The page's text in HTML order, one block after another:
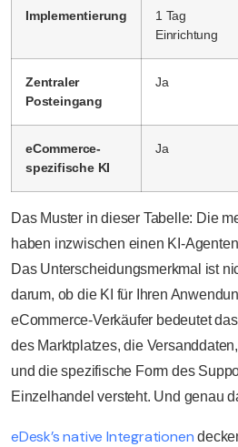
Implementierung
1 Tag
Einrichtung
Zentraler
Posteingang
Ja
eCommerce-
spezifische KI
Ja
Das Muster in dieser Tabelle: Die
haben inzwischen einen KI-
Das Unterscheidungsmerkmal ist
darum, ob die KI für Ihren
eCommerce-Verkäufer bedeutet
des Marktplatzes, die
und die spezifische Form des
Einzelhandel versteht. Und genau
eDesk’s native Integrationen